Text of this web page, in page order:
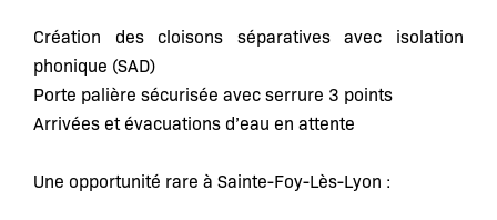
Création des cloisons séparatives avec isolation
phonique (SAD)
Porte palière sécurisée avec serrure 3 points
Arrivées et évacuations d’eau en attente
Une opportunité rare à Sainte-Foy-Lès-Lyon :